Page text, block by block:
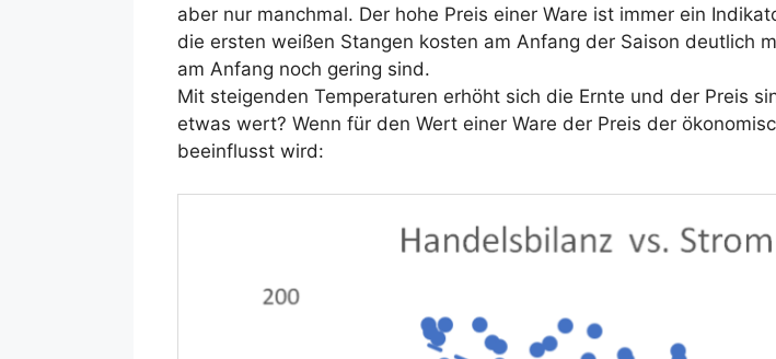
aber nur manchmal. Der hohe Preis einer Ware ist immer ein
die ersten weißen Stangen kosten am Anfang der Saison deutlich
am Anfang noch gering sind.
Mit steigenden Temperaturen erhöht sich die Ernte und der Preis
etwas wert? Wenn für den Wert einer Ware der Preis der
beeinflusst wird: